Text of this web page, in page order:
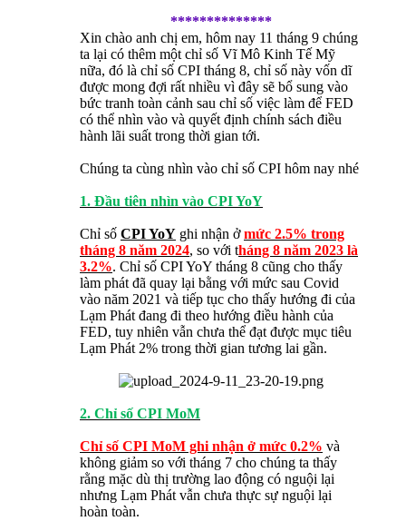
**************
Xin chào anh chị em, hôm nay 11 tháng 9 chúng
ta lại có thêm một chỉ số Vĩ Mô Kinh Tế Mỹ
nữa, đó là chỉ số CPI tháng 8, chỉ số này vốn dĩ
được mong đợi rất nhiều vì đây sẽ bổ sung vào
bức tranh toàn cảnh sau chỉ số việc làm để FED
có thể nhìn vào và quyết định chính sách điều
hành lãi suất trong thời gian tới.
Chúng ta cùng nhìn vào chỉ số CPI hôm nay nhé
1. Đầu tiên nhìn vào CPI YoY
Chỉ số CPI YoY ghi nhận ởmức 2.5% trong
tháng 8 năm 2024, so với tháng 8 năm 2023 là
3.2%. Chỉ số CPI YoY tháng 8 cũng cho thấy
làm phát đã quay lại bằng với mức sau Covid
vào năm 2021 và tiếp tục cho thấy hướng đi của
Lạm Phát đang đi theo hướng điều hành của
FED, tuy nhiên vẫn chưa thể đạt được mục tiêu
Lạm Phát 2% trong thời gian tương lai gần.
2. Chỉ số CPI MoM
Chỉ số CPI MoM ghi nhận ở mức 0.2% và
không giảm so với tháng 7 cho chúng ta thấy
rằng mặc dù thị trường lao động có nguội lại
nhưng Lạm Phát vẫn chưa thực sự nguội lại
hoàn toàn.